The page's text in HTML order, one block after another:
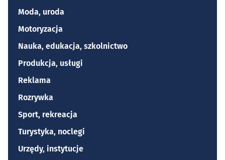
Moda, uroda
Motoryzacja
Nauka, edukacja, szkolnictwo
Produkcja, usługi
Reklama
Rozrywka
Sport, rekreacja
Turystyka, noclegi
Urzędy, instytucje